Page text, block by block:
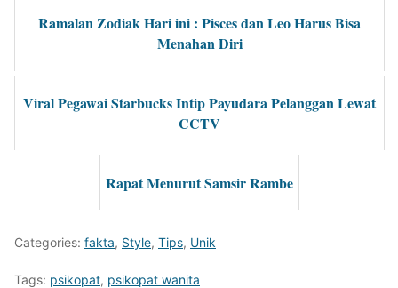
Ramalan Zodiak Hari ini : Pisces dan Leo Harus Bisa
Menahan Diri
Viral Pegawai Starbucks Intip Payudara Pelanggan Lewat
CCTV
Rapat Menurut Samsir Rambe
Categories: fakta, Style, Tips, Unik
Tags: psikopat, psikopat wanita